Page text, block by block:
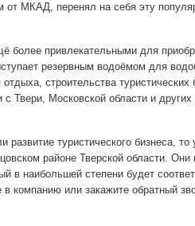
от МКАД, перенял на себя эту
более привлекательными для
резервным водоёмом для
строительства туристических
Твери, Московской области и других
туристического бизнеса, то
районе Тверской области.
в наибольшей степени будет
компанию или закажите обратный